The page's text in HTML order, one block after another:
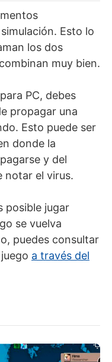
Esto lo
los dos
muy bien.
PC, debes
propagar una
Esto puede ser
donde la
y del
notar el virus.
posible jugar
se vuelva
puedes consultar
a través del